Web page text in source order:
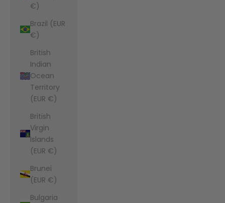
€)
Brazil (EUR
€)
British
Indian
Ocean
Territory
(EUR €)
British
Virgin
Islands
(EUR €)
Brunei
(EUR €)
Bulgaria